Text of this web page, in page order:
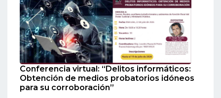
Conferencia virtual: “Delitos informáticos:
Obtención de medios probatorios idóneos
para su corroboración”